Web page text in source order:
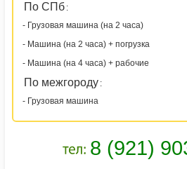
По СПб :
- Грузовая машина (на 2 часа)
- Машина (на 2 часа) + погрузка
- Машина (на 4 часа) + рабочие
По межгороду :
- Грузовая машина